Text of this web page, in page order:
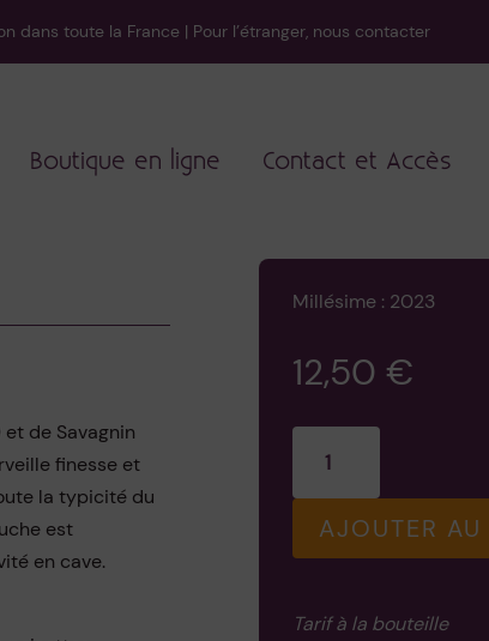
dans toute la France | Pour l’étranger, nous contacter
Boutique en ligne Contact et Accès
de Savagnin
finesse et
la typicité du
est
en cave.
Millésime : 2023
12,50 €
Le
Paradis
AJOUTER AU
Tarif à la bouteille